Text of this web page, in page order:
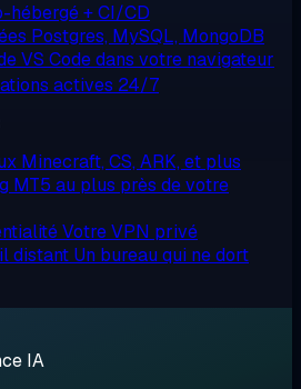
hébergé + CI/CD
Postgres, MySQL, MongoDB
VS Code dans votre navigateur
actives 24/7
Minecraft, CS, ARK, et plus
MT5 au plus près de votre
Votre VPN privé
distant Un bureau qui ne dort
IA